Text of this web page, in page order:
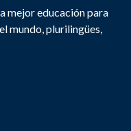
mejor educación para
mundo, plurilingües,